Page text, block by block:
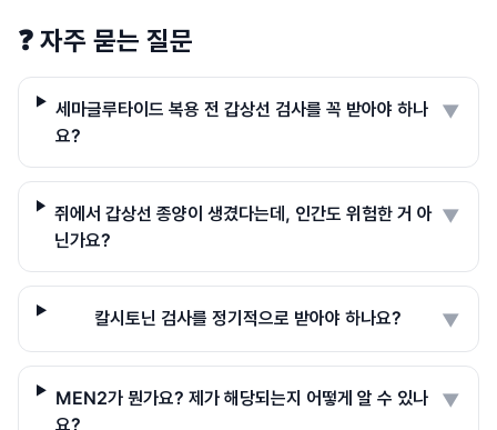
❓ 자주 묻는 질문
세마글루타이드 복용 전 갑상선 검사를 꼭 받아야 하나
요?
▼
쥐에서 갑상선 종양이 생겼다는데, 인간도 위험한 거 아
닌가요?
▼
칼시토닌 검사를 정기적으로 받아야 하나요? ▼
MEN2가 뭔가요? 제가 해당되는지 어떻게 알 수 있나
요?
▼